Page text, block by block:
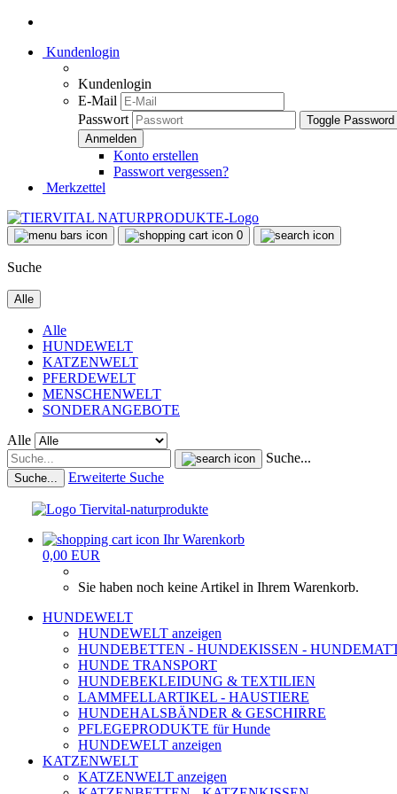
Kundenlogin
Kundenlogin
E-Mail
Passwort
Toggle
Konto erstellen
Passwort vergessen?
Merkzettel
0
Suche
Alle
Alle
HUNDEWELT
KATZENWELT
PFERDEWELT
MENSCHENWELT
SONDERANGEBOTE
Alle
Suche...
Suche... Erweiterte Suche
Ihr Warenkorb
0,00 EUR
Sie haben noch keine Artikel in Ihrem Warenkorb.
HUNDEWELT
HUNDEWELT anzeigen
HUNDEBETTEN - HUNDEKISSEN -
HUNDE TRANSPORT
HUNDEBEKLEIDUNG & TEXTILIEN
LAMMFELLARTIKEL - HAUSTIERE
HUNDEHALSBÄNDER & GESCHIRRE
PFLEGEPRODUKTE für Hunde
HUNDEWELT anzeigen
KATZENWELT
KATZENWELT anzeigen